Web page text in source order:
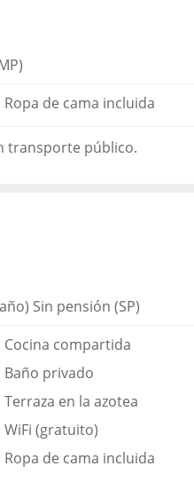
Ropa de cama incluida
transporte público.
Sin pensión (SP)
Cocina compartida
Baño privado
Terraza en la azotea
WiFi (gratuito)
Ropa de cama incluida